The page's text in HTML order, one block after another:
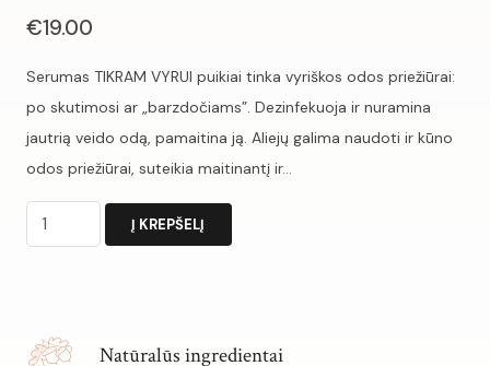
€19.00
Serumas TIKRAM VYRUI puikiai tinka vyriškos odos priežiūrai:
po skutimosi ar „barzdočiams”. Dezinfekuoja ir nuramina
jautrią veido odą, pamaitina ją. Aliejų galima naudoti ir kūno
odos priežiūrai, suteikia maitinantį ir…
produkto
kiekis:
kūno
Į KREPŠELĮ
Natūralūs ingredientai